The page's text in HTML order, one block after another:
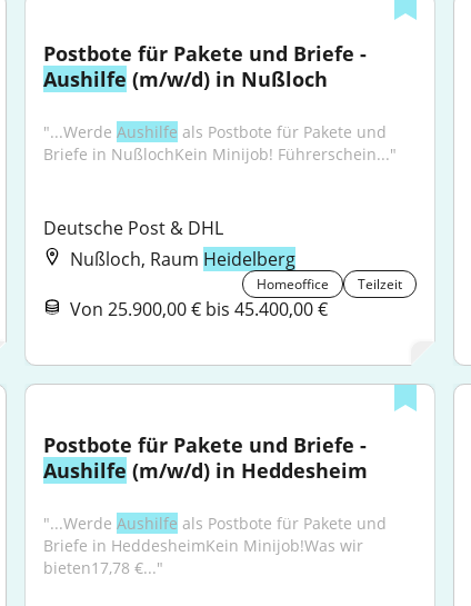
Aushilfe (m/w/d) in Nußloch
"...Werde Aushilfe als Postbote für Pakete und
Briefe in NußlochKein Minijob! Führerschein..."
Deutsche Post & DHL
Nußloch, Raum Heidelberg
Homeoffice Teilzeit
Von 25.900,00 € bis 45.400,00 €
Aushilfe (m/w/d) in Heddesheim
"...Werde Aushilfe als Postbote für Pakete und
Briefe in HeddesheimKein Minijob!Was wir
bieten17,78 €..."